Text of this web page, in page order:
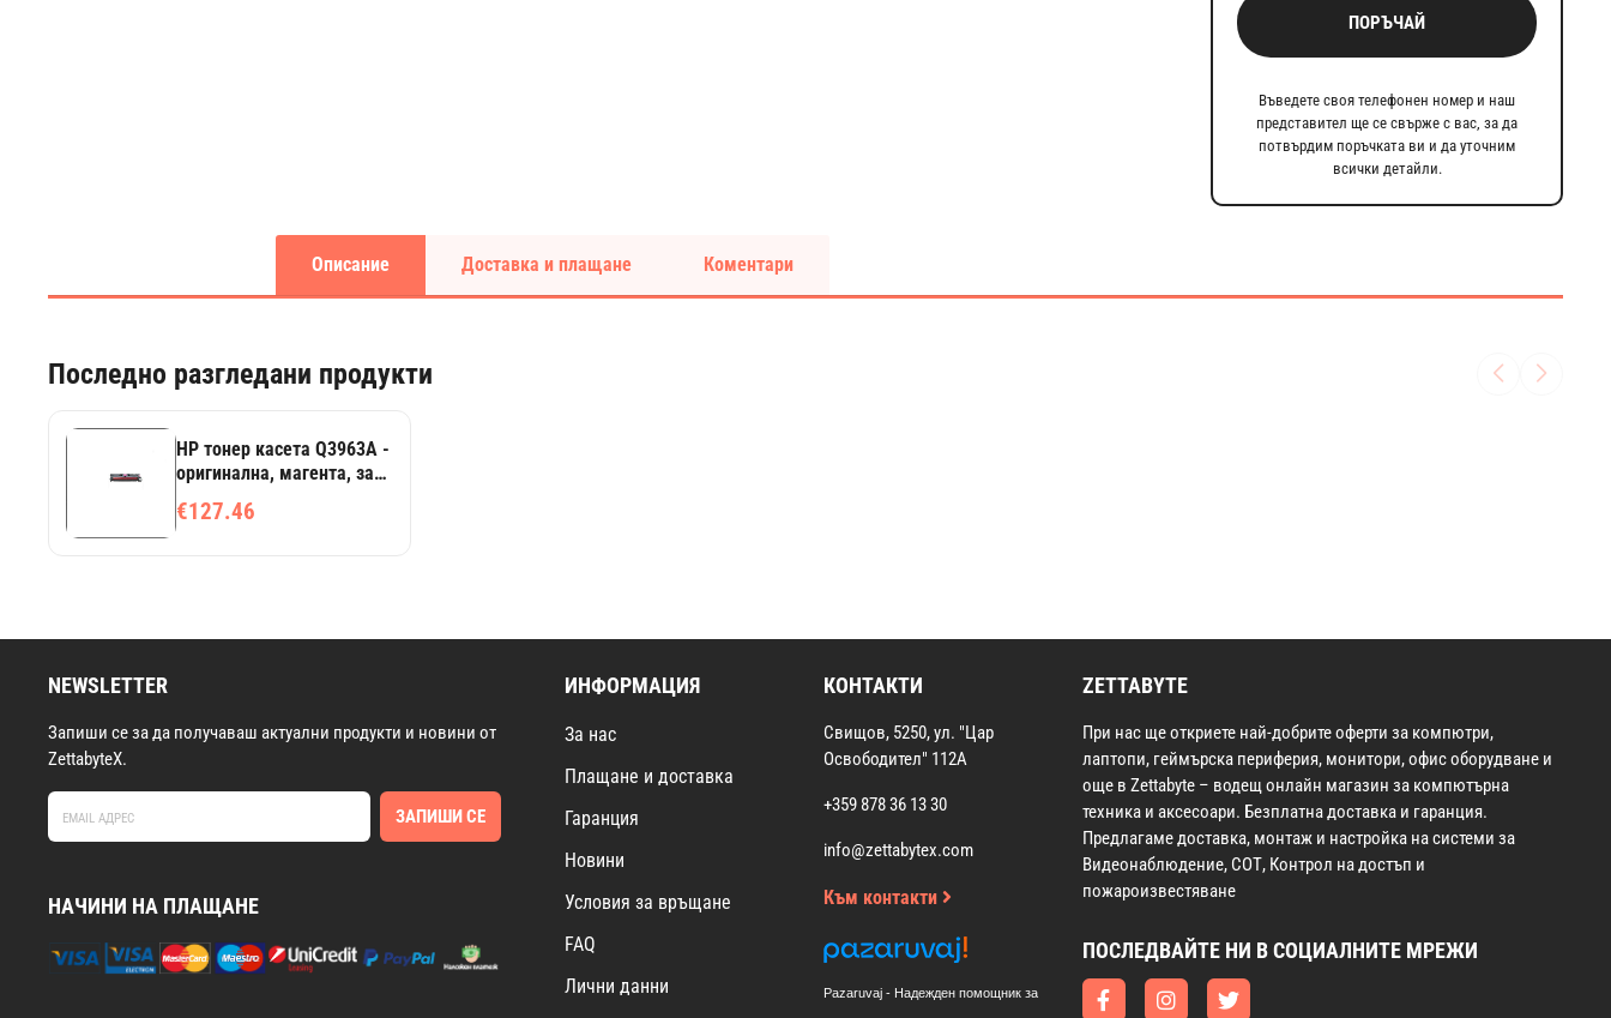
ПОРЪЧАЙ
Въведете своя телефонен номер и наш
представител ще се свърже с вас, за да
потвърдим поръчката ви и да уточним
всички детайли.
Описание Доставка и плащане Коментари
Последно разгледани продукти
HP тонер касета Q3963A -
оригинална, магента, за
стандартен капацитет
€127.46
NEWSLETTER
Запиши се за да получаваш актуални продукти и новини от
ZettabyteX.
ЗАПИШИ СЕ
НАЧИНИ НА ПЛАЩАНЕ
ИНФОРМАЦИЯ
За нас
Плащане и доставка
Гаранция
Новини
Условия за връщане
FAQ
Лични данни
КОНТАКТИ
Свищов, 5250, ул. "Цар
Освободител" 112А
+359 878 36 13 30
info@zettabytex.com
Към контакти
Pazaruvaj - Надежден помощник за
ZETTABYTE
При нас ще откриете най-добрите оферти за компютри,
лаптопи, геймърска периферия, монитори, офис оборудване и
още в Zettabyte – водещ онлайн магазин за компютърна
техника и аксесоари. Безплатна доставка и гаранция.
Предлагаме доставка, монтаж и настройка на системи за
Видеонаблюдение, СОТ, Контрол на достъп и
пожароизвестяване
ПОСЛЕДВАЙТЕ НИ В СОЦИАЛНИТЕ МРЕЖИ